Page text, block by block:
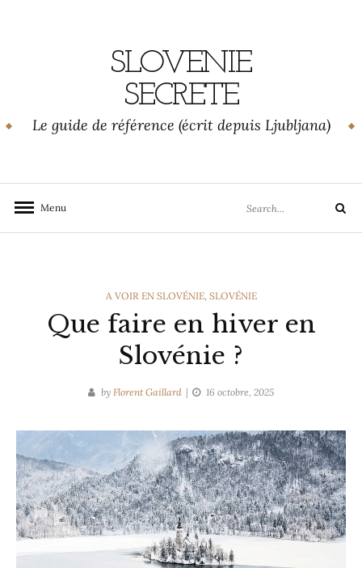
SLOVENIE
SECRETE
Le guide de référence (écrit depuis Ljubljana)
Menu
for:
Search
CATEGORIES
A VOIR EN SLOVÉNIE, SLOVÉNIE
Que faire en hiver en
Slovénie ?
by Florent Gaillard 16 octobre, 2025